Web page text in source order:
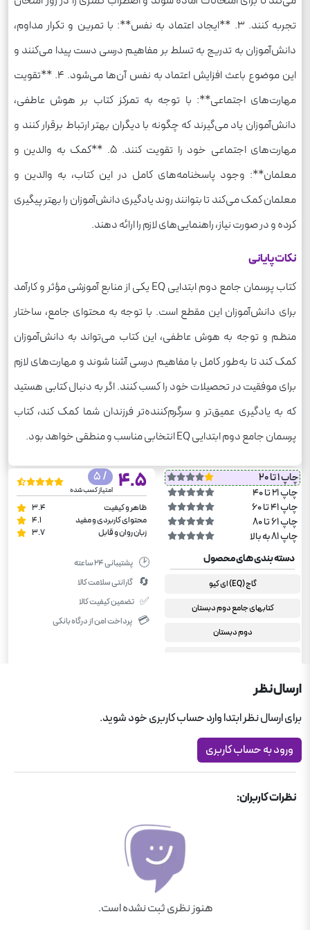
تجربه کنند. 3. **ایجاد اعتماد به نفس**: با تمرین و تکرار مداوم،
دانش‌آموزان به تدریج به تسلط بر مفاهیم درسی دست پیدا می‌کنند و
این موضوع باعث افزایش اعتماد به نفس آن‌ها می‌شود. 4. **تقویت
مهارت‌های اجتماعی**: با توجه به تمرکز کتاب بر هوش عاطفی،
دانش‌آموزان یاد می‌گیرند که چگونه با دیگران بهتر ارتباط برقرار کنند و
مهارت‌های اجتماعی خود را تقویت کنند. 5. **کمک به والدین و
معلمان**: وجود پاسخنامه‌های کامل در این کتاب، به والدین و
معلمان کمک می‌کند تا بتوانند روند یادگیری دانش‌آموزان را بهتر پیگیری
کرده و در صورت نیاز، راهنمایی‌های لازم را ارائه دهند.
نکات پایانی
کتاب پرسمان جامع دوم ابتدایی EQ یکی از منابع آموزشی مؤثر و کارآمد
برای دانش‌آموزان این مقطع است. با توجه به محتوای جامع، ساختار
منظم و توجه به هوش عاطفی، این کتاب می‌تواند به دانش‌آموزان
کمک کند تا به‌طور کامل با مفاهیم درسی آشنا شوند و مهارت‌های لازم
برای موفقیت در تحصیلات خود را کسب کنند. اگر به دنبال کتابی هستید
که به یادگیری عمیق‌تر و سرگرم‌کننده‌تر فرزندان شما کمک کند، کتاب
پرسمان جامع دوم ابتدایی EQ انتخابی مناسب و منطقی خواهد بود.
چاپ 1 تا 20
چاپ 21 تا 40
چاپ 41 تا 60
چاپ 61 تا 80
چاپ 81 به بالا
4.5
/ 5
امتیاز کسب شده
ظاهر و کیفیت
3.4
محتوای کاربردی و مفید
4.1
زبان روان و قابل
3.7
دسته بندی های محصول
گاج (EQ) ای کیو
کتابهای جامع دوم دبستان
دوم دبستان
🕑 پشتیبانی ۲۴ ساعته
🔄 گارانتی سلامت کالا
✅ تضمین کیفیت کالا
💳 پرداخت امن از درگاه بانکی
ارسال نظر
برای ارسال نظر ابتدا وارد حساب کاربری خود شوید.
ورود به حساب کاربری
نظرات کاربران:
هنوز نظری ثبت نشده است.